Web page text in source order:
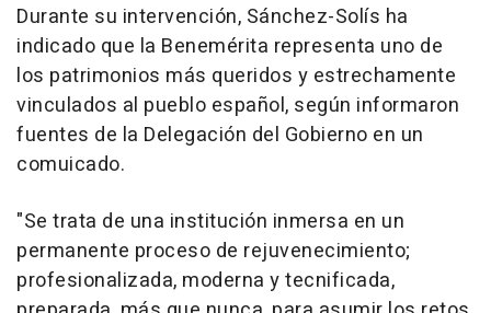
Durante su intervención, Sánchez-Solís ha
indicado que la Benemérita representa uno de
los patrimonios más queridos y estrechamente
vinculados al pueblo español, según informaron
fuentes de la Delegación del Gobierno en un
comuicado.
"Se trata de una institución inmersa en un
permanente proceso de rejuvenecimiento;
profesionalizada, moderna y tecnificada,